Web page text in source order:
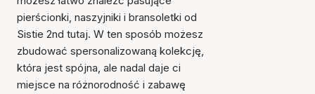
pierścionki, naszyjniki i bransoletki od
Sistie 2nd tutaj. W ten sposób możesz
zbudować spersonalizowaną kolekcję,
która jest spójna, ale nadal daje ci
miejsce na różnorodność i zabawę